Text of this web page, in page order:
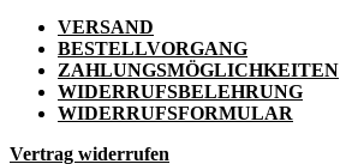
VERSAND
BESTELLVORGANG
ZAHLUNGSMÖGLICHKEITEN
WIDERRUFSBELEHRUNG
WIDERRUFSFORMULAR
Vertrag widerrufen